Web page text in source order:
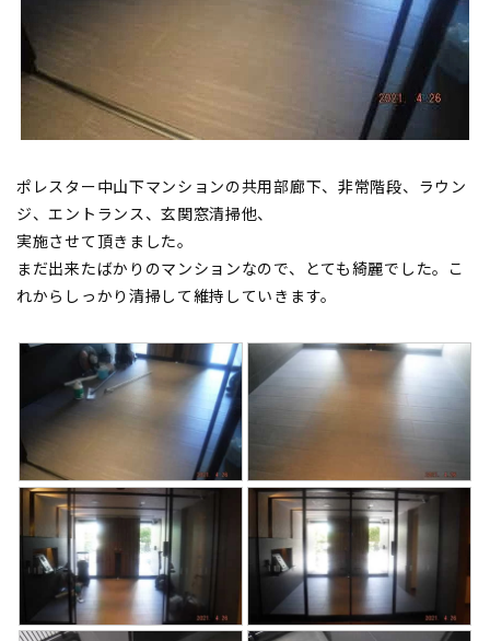
ポレスター中山下マンションの共用部廊下、非常階段、ラウン
ジ、エントランス、玄関窓清掃他、
実施させて頂きました。
まだ出来たばかりのマンションなので、とても綺麗でした。こ
れからしっかり清掃して維持していきます。